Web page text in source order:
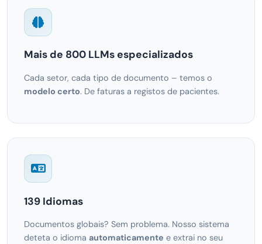
Mais de 800 LLMs especializados
Cada setor, cada tipo de documento – temos o
modelo certo. De faturas a registos de pacientes.
139 Idiomas
Documentos globais? Sem problema. Nosso sistema
deteta o idioma automaticamente e extrai no seu